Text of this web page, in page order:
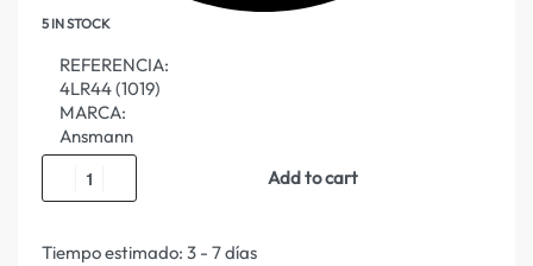
5 IN STOCK
REFERENCIA:
4LR44 (1019)
MARCA:
Ansmann
Add to cart
Tiempo estimado: 3 - 7 días